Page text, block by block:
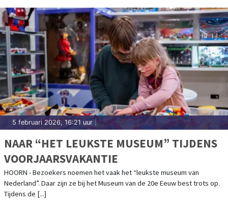
5 februari 2026, 16:21 uur |
NAAR “HET LEUKSTE MUSEUM” TIJDENS
VOORJAARSVAKANTIE
HOORN - Bezoekers noemen het vaak het “leukste museum van
Nederland”. Daar zijn ze bij het Museum van de 20e Eeuw best trots op.
Tijdens de [...]